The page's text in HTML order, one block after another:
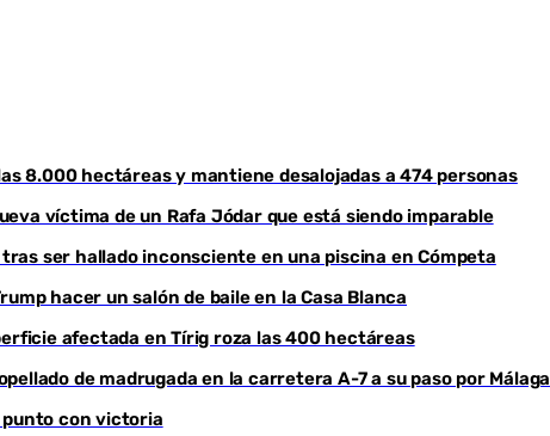
8.000 hectáreas y mantiene desalojadas a 474 personas
víctima de un Rafa Jódar que está siendo imparable
tras ser hallado inconsciente en una piscina en Cómpeta
hacer un salón de baile en la Casa Blanca
afectada en Tírig roza las 400 hectáreas
de madrugada en la carretera A-7 a su paso por Málaga
punto con victoria